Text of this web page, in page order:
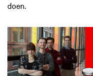
doen.